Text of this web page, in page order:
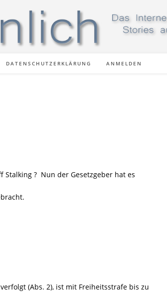
DATENSCHUTZERKLÄRUNG ANMELDEN
? Nun der Gesetzgeber hat es
(Abs. 2), ist mit Freiheitsstrafe bis zu